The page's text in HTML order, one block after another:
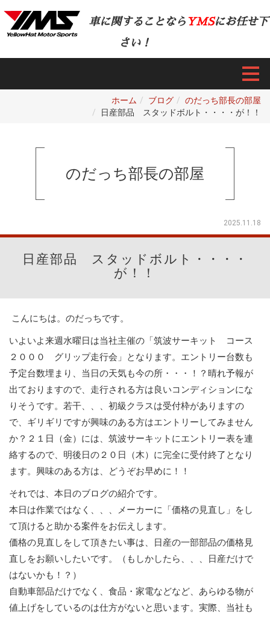
車に関することなら YMSにお任せ下
さい！
ホーム ブログ
のだっち部長の部屋
日産部品 スタッドボルト・・・・が！！
のだっち部長の部屋
2025.11.18
日産部品 スタッドボルト・・・・
が！！
こんにちは。のだっちです。
いよいよ来週水曜日は当社主催の「筑波サーキット コース
２０００ グリップ走行会」となります。エントリー台数も
予定台数埋まり、当日の天気も今の所・・・！？晴れ予報が
出ておりますので、走行される方は良いコンディションにな
りそうです。若干、、、初級クラスは受付枠がありますの
で、ギリギリですが興味のある方はエントリーしてみません
か？２１日（金）には、筑波サーキットにエントリー表を連
絡するので、明後日の２０日（木）に完全に受付終了となり
ます。興味のある方は、どうぞお早めに！！
それでは、本日のブログの紹介です。
本日は作業ではなく、、、メーカーに「価格の見直し」をし
て頂けると助かる案件をお伝えします。
価格の見直しをして頂きたい事は、日産の一部部品の価格見
直しをお願いしたいです。（もしかしたら、、、日産だけで
はないかも！？）
自動車部品だけでなく、食品・家電などなど、あらゆる物が
値上げをしているのは仕方がないと思います。実際、当社も